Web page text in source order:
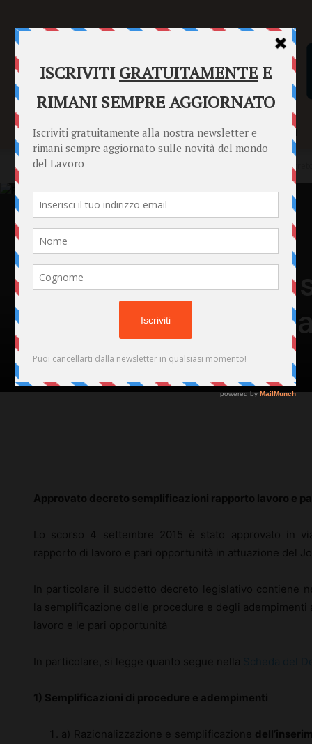
SENTENZE FORMULARI PUNTO INFORMAZIONI
Home Punto Informazioni Approvato
Punto Informazioni Datori di Lavoro Jobs Act Lavoratori News
Approvato decreto
rapporto lavoro e
Di Redazione - 15 Settembre 2015 54
Approvato decreto semplificazioni rapporto lavoro e
Lo scorso 4 settembre 2015 è stato approvato in
rapporto di lavoro e pari opportunità in attuazione del
In particolare il suddetto decreto legislativo contiene
la semplificazione delle procedure e degli
lavoro e le pari opportunità
In particolare, si legge quanto segue nella
1) Semplificazioni di procedure e adempimenti
a) Razionalizzazione e semplificazione